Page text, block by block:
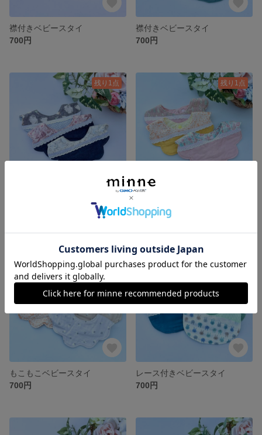
襟付きベビースタイ
700円
襟付きベビースタイ
700円
残り1点 残り1点
700円
もこもこベビースタイ
700円
レース付きベビースタイ
700円